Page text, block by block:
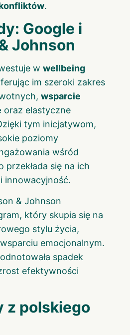
.
Google i
Johnson
w wellbeing
im szeroki zakres
wsparcie
oraz elastyczne
tym inicjatywom,
poziomy
wśród
przekłada się na ich
innowacyjność.
& Johnson
który skupia się na
stylu życia,
emocjonalnym.
spadek
efektywności
z polskiego